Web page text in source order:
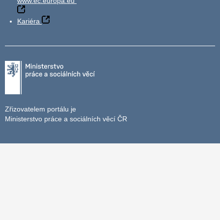
Kariéra
Zřizovatelem portálu je
Ministerstvo práce a sociálních věcí ČR